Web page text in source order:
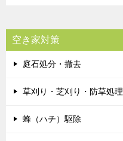
空き家対策
庭石処分・撤去
草刈り・芝刈り・防草処理
蜂（ハチ）駆除